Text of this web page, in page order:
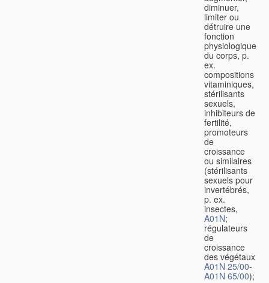
diminuer,
limiter ou
détruire une
fonction
physiologique
du corps, p.
ex.
compositions
vitaminiques,
stérilisants
sexuels,
inhibiteurs de
fertilité,
promoteurs
de
croissance
ou similaires
(stérilisants
sexuels pour
invertébrés,
p. ex.
insectes,
A01N;
régulateurs
de
croissance
des végétaux
A01N 25/00-
A01N 65/00);